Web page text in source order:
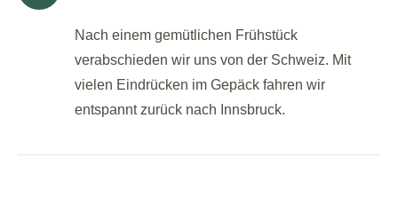
Nach einem gemütlichen Frühstück
verabschieden wir uns von der Schweiz. Mit
vielen Eindrücken im Gepäck fahren wir
entspannt zurück nach Innsbruck.